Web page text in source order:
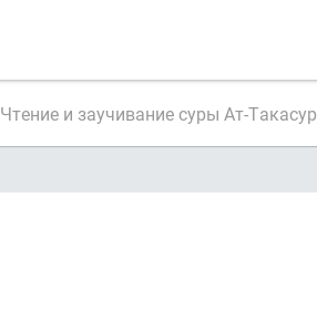
Чтение и заучивание суры Ат-Такасур